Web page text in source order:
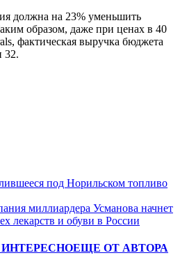
должна на 23% уменьшить
образом, даже при ценах в 40
фактическая выручка бюджета
32.
под Норильском топливо
миллиардера Усманова начнет
лекарств и обуви в России
ЕЩЕ ОТ АВТОРА